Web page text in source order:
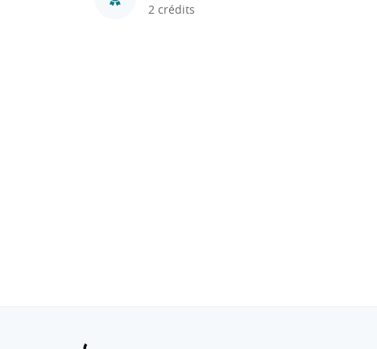
2 crédits